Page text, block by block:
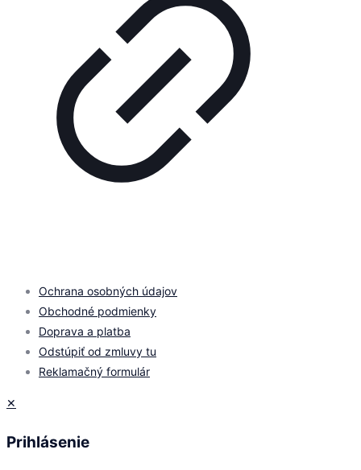
Ochrana osobných údajov
Obchodné podmienky
Doprava a platba
Odstúpiť od zmluvy tu
Reklamačný formulár
✕
Prihlásenie